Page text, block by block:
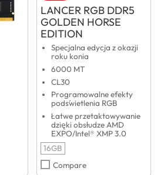
LANCER RGB DDR5
GOLDEN HORSE
EDITION
Specjalna edycja z okazji
roku konia
6000 MT
CL30
Programowalne efekty
podświetlenia RGB
Łatwe przetaktowywanie
dzięki obsłudze AMD
EXPO/Intel® XMP 3.0
16GB
Compare